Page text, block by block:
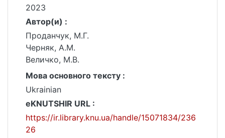
2023
Автор(и) :
Проданчук, М.Г.
Черняк, А.М.
Величко, М.В.
Мова основного тексту :
Ukrainian
eKNUTSHIR URL :
https://ir.library.knu.ua/handle/15071834/236
26